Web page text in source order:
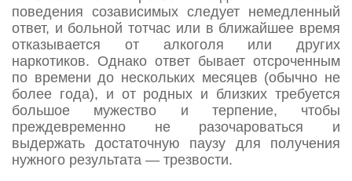
поведения созависимых следует немедленный
ответ, и больной тотчас или в ближайшее время
отказывается от алкоголя или других
наркотиков. Однако ответ бывает отсроченным
по времени до нескольких месяцев (обычно не
более года), и от родных и близких требуется
большое мужество и терпение, чтобы
преждевременно не разочароваться и
выдержать достаточную паузу для получения
нужного результата — трезвости.